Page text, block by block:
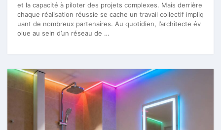
et la capacité à piloter des projets complexes. Mais derrière
chaque réalisation réussie se cache un travail collectif impliq
uant de nombreux partenaires. Au quotidien, l’architecte év
olue au sein d’un réseau de …